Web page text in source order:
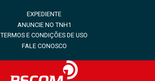
EXPEDIENTE
ANUNCIE NO TNH1
TERMOS E CONDIÇÕES DE USO
FALE CONOSCO